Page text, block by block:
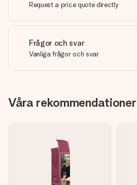
Request a price quote directly
Frågor och svar
Vanliga frågor och svar
Våra rekommendationer